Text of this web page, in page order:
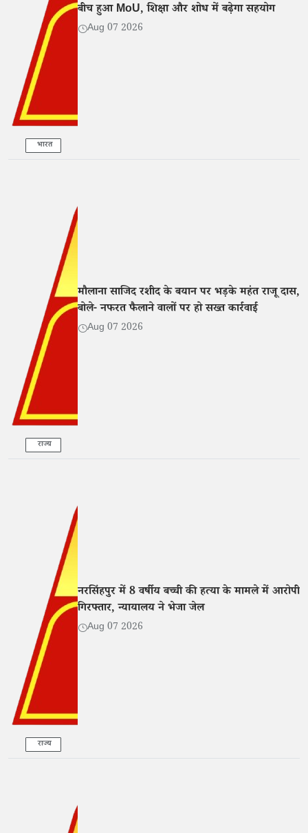
भारत
बीच हुआ MoU, शिक्षा और शोध में बढ़ेगा सहयोग
Aug 07 2026
राज्य
मौलाना साजिद रशीद के बयान पर भड़के महंत राजू दास,
बोले- नफरत फैलाने वालों पर हो सख्त कार्रवाई
Aug 07 2026
राज्य
नरसिंहपुर में 8 वर्षीय बच्ची की हत्या के मामले में आरोपी
गिरफ्तार, न्यायालय ने भेजा जेल
Aug 07 2026